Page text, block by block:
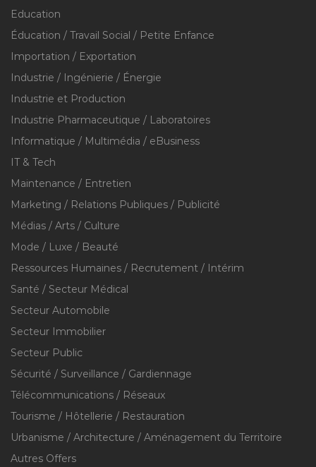
Education
Éducation / Travail Social / Petite Enfance
Importation / Exportation
Industrie / Ingénierie / Énergie
Industrie et Production
Industrie Pharmaceutique / Laboratoires
Informatique / Multimédia / eBusiness
IT & Tech
Maintenance / Entretien
Marketing / Relations Publiques / Publicité
Médias / Arts / Culture
Mode / Luxe / Beauté
Ressources Humaines / Recrutement / Intérim
Santé / Secteur Médical
Secteur Automobile
Secteur Immobilier
Secteur Public
Sécurité / Surveillance / Gardiennage
Télécommunications / Réseaux
Tourisme / Hôtellerie / Restauration
Urbanisme / Architecture / Aménagement du Territoire
Autres Offers